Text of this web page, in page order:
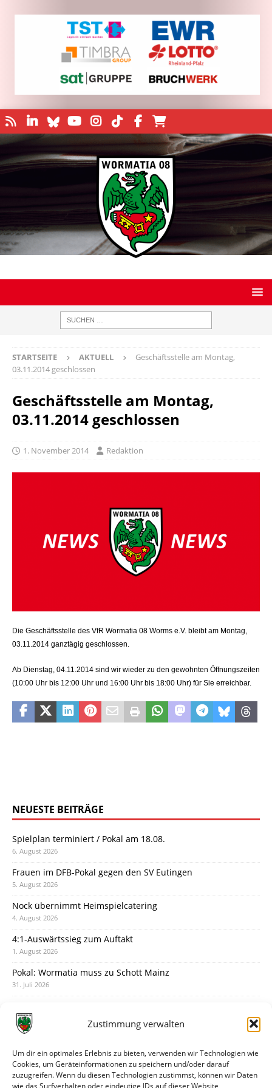
Zustimmung verwalten
Um dir ein optimales Erlebnis zu bieten, verwenden wir Technologien wie
Cookies, um Geräteinformationen zu speichern und/oder darauf
zuzugreifen. Wenn du diesen Technologien zustimmst, können wir Daten
wie das Surfverhalten oder eindeutige IDs auf dieser Website
STARTSEITE AKTUELL
Geschäftsstelle am Montag,
03.11.2014 geschlossen
Geschäftsstelle am Montag,
03.11.2014 geschlossen
1. November 2014 Redaktion
Die Geschäftsstelle des VfR Wormatia 08 Worms e.V. bleibt am Montag,
03.11.2014 ganztägig geschlossen.
Ab Dienstag, 04.11.2014 sind wir wieder zu den gewohnten Öffnungszeiten
(10:00 Uhr bis 12:00 Uhr und 16:00 Uhr bis 18:00 Uhr) für Sie erreichbar.
NEUESTE BEITRÄGE
Spielplan terminiert / Pokal am 18.08.
6. August 2026
Frauen im DFB-Pokal gegen den SV Eutingen
5. August 2026
Nock übernimmt Heimspielcatering
4. August 2026
4:1-Auswärtssieg zum Auftakt
1. August 2026
Pokal: Wormatia muss zu Schott Mainz
31. Juli 2026
30. Juli 2026
28. Juli 2026
Neuer Rückensponsor
28. Juli 2026